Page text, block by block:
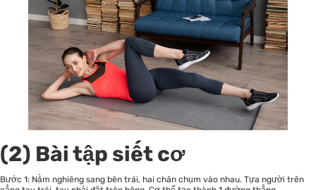
(2) Bài tập siết cơ
Bước 1: Nằm nghiêng sang bên trái, hai chân chụm vào nhau. Tựa người trên